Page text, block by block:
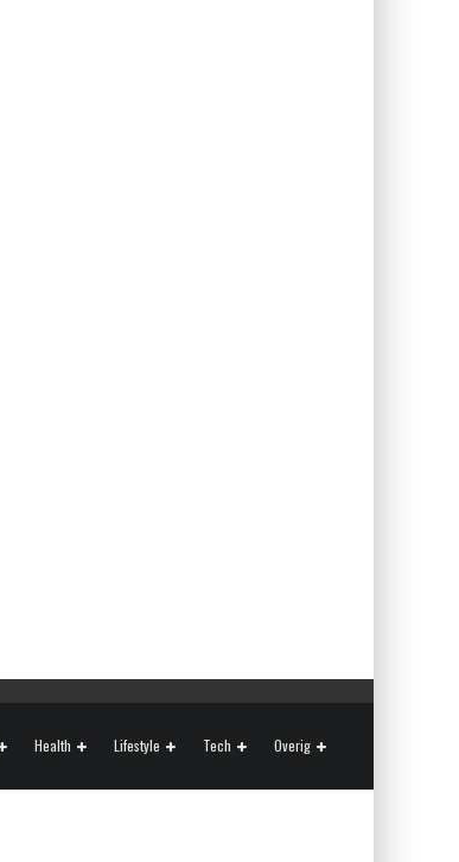
Health Lifestyle Tech Overig